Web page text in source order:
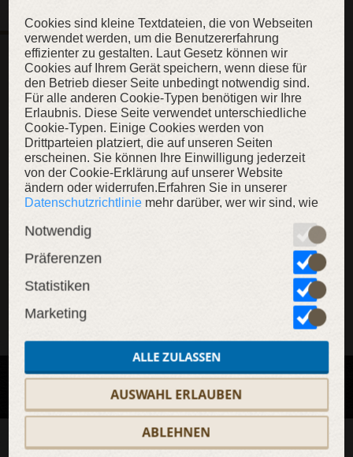
KOMMENTARE(0)
*Ihr Kommentar wird nach der Genehmigung sichtbar sein..
Bittemelden Sie sich anoderregistrieren Sie sich um
Kommentare ohne Zensierung zu posten.
Über neue Kommentare zur Post möchte
Newsletter abonnieren!
Cookies sind kleine Textdateien, die von Webseiten
verwendet werden, um die Benutzererfahrung
effizienter zu gestalten. Laut Gesetz können wir
Cookies auf Ihrem Gerät speichern, wenn diese für
den Betrieb dieser Seite unbedingt notwendig sind.
Für alle anderen Cookie-Typen benötigen wir Ihre
Erlaubnis. Diese Seite verwendet unterschiedliche
Cookie-Typen. Einige Cookies werden von
Drittparteien platziert, die auf unseren Seiten
erscheinen. Sie können Ihre Einwilligung jederzeit
von der Cookie-Erklärung auf unserer Website
ändern oder widerrufen.Erfahren Sie in unserer
Datenschutzrichtlinie mehr darüber, wer wir sind, wie
personenbezogene Daten verarbeiten.
Notwendig
Präferenzen
Statistiken
Marketing
ABLEHNEN
AUSWAHL ERLAUBEN
ALLE ZULASSEN